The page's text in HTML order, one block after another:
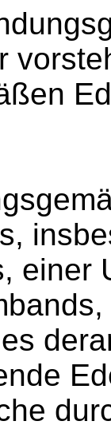
einer